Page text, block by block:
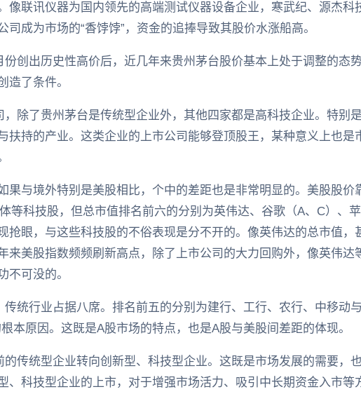
像联讯仪器为国内领先的高端测试仪器设备企业，寒武纪、源杰科
成为市场的“香饽饽”，资金的追捧导致其股价水涨船高。
创出历史性高价后，近几年来贵州茅台股价基本上处于调整的态
造了条件。
除了贵州茅台是传统型企业外，其他四家都是高科技企业。特别
扶持的产业。这类企业的上市公司能够登顶股王，某种意义上也是
果与境外特别是美股相比，个中的差距也是非常明显的。美股股价
等科技股，但总市值排名前六的分别为英伟达、谷歌（A、C）、
抢眼，与这些科技股的不俗表现是分不开的。像英伟达的总市值，
来美股指数频频刷新高点，除了上市公司的大力回购外，像英伟达
不可没的。
统行业占据八席。排名前五的分别为建行、工行、农行、中移动
本原因。这既是A股市场的特点，也是A股与美股间差距的体现。
传统型企业转向创新型、科技型企业。这既是市场发展的需要，
、科技型企业的上市，对于增强市场活力、吸引中长期资金入市等